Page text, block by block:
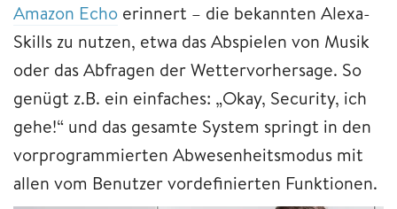
Amazon Echo erinnert – die bekannten Alexa-
Skills zu nutzen, etwa das Abspielen von Musik
oder das Abfragen der Wettervorhersage. So
genügt z.B. ein einfaches: „Okay, Security, ich
gehe!“ und das gesamte System springt in den
vorprogrammierten Abwesenheitsmodus mit
allen vom Benutzer vordefinierten Funktionen.